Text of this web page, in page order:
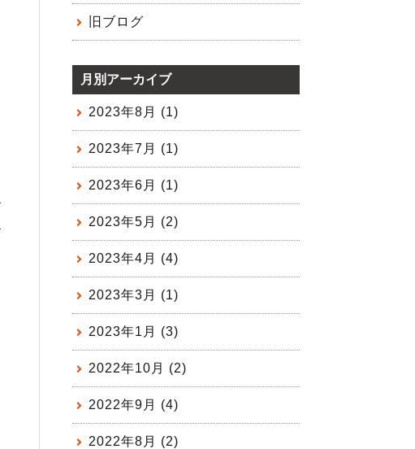
旧ブログ
月別アーカイブ
2023年8月 (1)
2023年7月 (1)
2023年6月 (1)
2023年5月 (2)
2023年4月 (4)
2023年3月 (1)
2023年1月 (3)
2022年10月 (2)
2022年9月 (4)
2022年8月 (2)